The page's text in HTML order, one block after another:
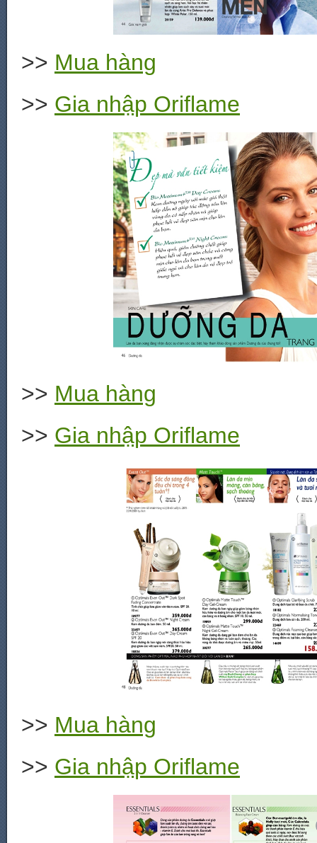
>> Mua hàng
>> Gia nhập Oriflame
>> Mua hàng
>> Gia nhập Oriflame
>> Mua hàng
>> Gia nhập Oriflame